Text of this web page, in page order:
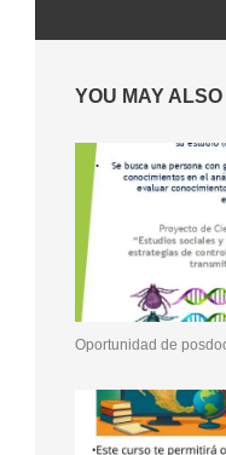
YOU MAY
Oportunidad de